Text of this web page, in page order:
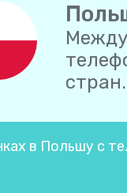
в Польшу с